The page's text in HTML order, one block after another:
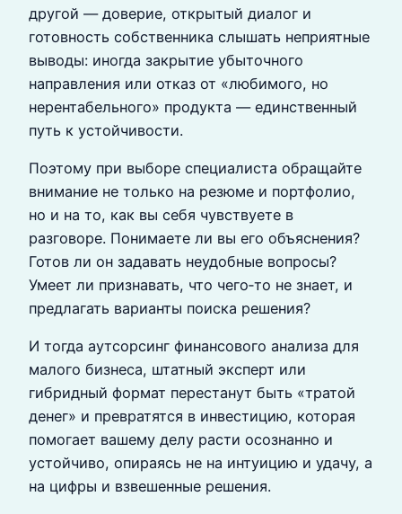
другой — доверие, открытый диалог и
готовность собственника слышать неприятные
выводы: иногда закрытие убыточного
направления или отказ от «любимого, но
нерентабельного» продукта — единственный
путь к устойчивости.
Поэтому при выборе специалиста обращайте
внимание не только на резюме и портфолио,
но и на то, как вы себя чувствуете в
разговоре. Понимаете ли вы его объяснения?
Готов ли он задавать неудобные вопросы?
Умеет ли признавать, что чего‑то не знает, и
предлагать варианты поиска решения?
И тогда аутсорсинг финансового анализа для
малого бизнеса, штатный эксперт или
гибридный формат перестанут быть «тратой
денег» и превратятся в инвестицию, которая
помогает вашему делу расти осознанно и
устойчиво, опираясь не на интуицию и удачу, а
на цифры и взвешенные решения.